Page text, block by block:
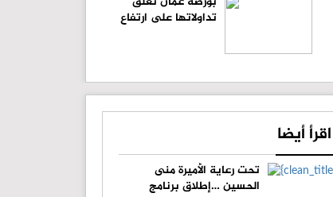
تداولاتها على ارتفاع
اقرأ أيضا
تحت رعاية الأميرة منى
الحسين …إطلاق برنامج